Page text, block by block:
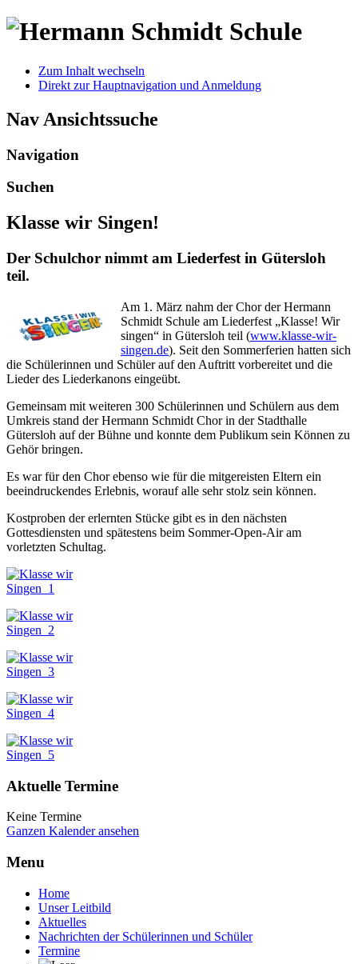
Zum Inhalt wechseln
Direkt zur Hauptnavigation und Anmeldung
Nav Ansichtssuche
Navigation
Suchen
Klasse wir Singen!
Der Schulchor nimmt am Liederfest in Gütersloh
teil.
Am 1. März nahm der Chor der Hermann
Schmidt Schule am Liederfest „Klasse! Wir
singen“ in Gütersloh teil (www.klasse-wir-
singen.de). Seit den Sommerferien hatten sich
die Schülerinnen und Schüler auf den Auftritt vorbereitet und die
Lieder des Liederkanons eingeübt.
Gemeinsam mit weiteren 300 Schülerinnen und Schülern aus dem
Umkreis stand der Hermann Schmidt Chor in der Stadthalle
Gütersloh auf der Bühne und konnte dem Publikum sein Können zu
Gehör bringen.
Es war für den Chor ebenso wie für die mitgereisten Eltern ein
beeindruckendes Erlebnis, worauf alle sehr stolz sein können.
Kostproben der erlernten Stücke gibt es in den nächsten
Gottesdiensten und spätestens beim Sommer-Open-Air am
vorletzten Schultag.
Aktuelle Termine
Keine Termine
Ganzen Kalender ansehen
Menu
Home
Unser Leitbild
Aktuelles
Nachrichten der Schülerinnen und Schüler
Termine